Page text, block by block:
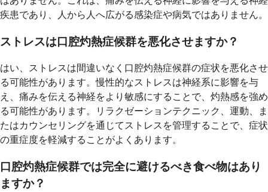
疾患であり、人から人へ広がる感染症や病気ではありません。
ストレスは口腔灼熱症候群を悪化させますか？
はい、ストレスは間違いなく口腔灼熱症候群の症状を悪化させ
る可能性があります。慢性的なストレスは神経系に影響を与
え、痛みを伝える神経をより敏感にすることで、灼熱感を強め
る可能性があります。リラクゼーションテクニック、運動、ま
たはカウンセリングを通じてストレスを管理することで、症状
の重症度を軽減することがよくあります。
口腔灼熱症候群では完全に避けるべき食べ物はあり
ますか？